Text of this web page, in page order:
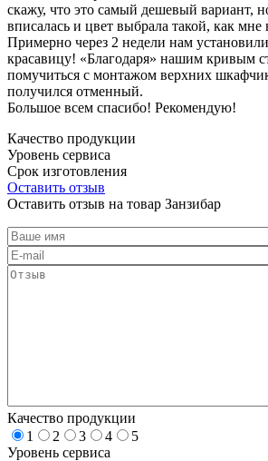
скажу, что это самый дешевый вариант,
вписалась и цвет выбрала такой, как мне
Примерно через 2 недели нам
красавицу! «Благодаря» нашим кривым
помучиться с монтажом верхних
получился отменный.
Большое всем спасибо! Рекомендую!
Качество продукции
Уровень сервиса
Срок изготовления
Оставить отзыв
Оставить отзыв на товар Занзибар
Качество продукции
1
2 3 4
5
Уровень сервиса